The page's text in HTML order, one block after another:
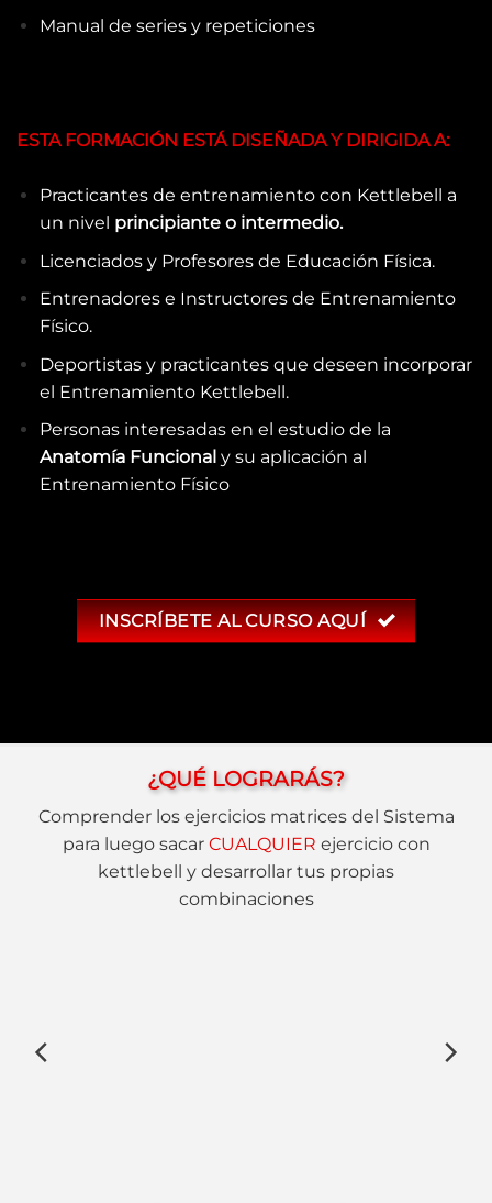
Manual de series y repeticiones
ESTA FORMACIÓN ESTÁ DISEÑADA Y DIRIGIDA A:
Practicantes de entrenamiento con Kettlebell a
un nivel principiante o intermedio.
Licenciados y Profesores de Educación Física.
Entrenadores e Instructores de Entrenamiento
Físico.
Deportistas y practicantes que deseen incorporar
el Entrenamiento Kettlebell.
Personas interesadas en el estudio de la
Anatomía Funcional y su aplicación al
Entrenamiento Físico
INSCRÍBETE AL CURSO AQUÍ
¿QUÉ LOGRARÁS?
Comprender los ejercicios matrices del Sistema
para luego sacar CUALQUIER ejercicio con
kettlebell y desarrollar tus propias
combinaciones